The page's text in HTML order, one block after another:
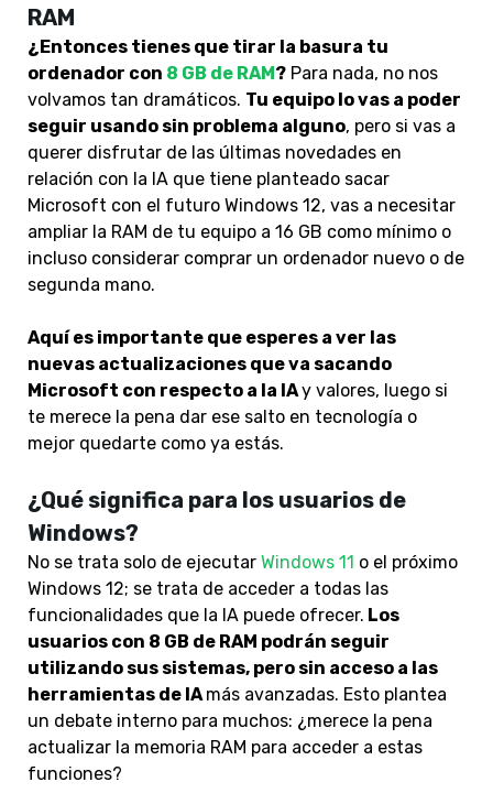
RAM
¿Entonces tienes que tirar la basura tu
ordenador con 8 GB de RAM ? Para nada, no nos
volvamos tan dramáticos. Tu equipo lo vas a poder
seguir usando sin problema alguno, pero si vas a
querer disfrutar de las últimas novedades en
relación con la IA que tiene planteado sacar
Microsoft con el futuro Windows 12, vas a necesitar
ampliar la RAM de tu equipo a 16 GB como mínimo o
incluso considerar comprar un ordenador nuevo o de
segunda mano.
Aquí es importante que esperes a ver las
nuevas actualizaciones que va sacando
Microsoft con respecto a la IAy valores, luego si
te merece la pena dar ese salto en tecnología o
mejor quedarte como ya estás.
¿Qué significa para los usuarios de
Windows?
No se trata solo de ejecutar Windows 11 o el próximo
Windows 12; se trata de acceder a todas las
funcionalidades que la IA puede ofrecer. Los
usuarios con 8 GB de RAM podrán seguir
utilizando sus sistemas, pero sin acceso a las
herramientas de IAmás avanzadas. Esto plantea
un debate interno para muchos: ¿merece la pena
actualizar la memoria RAM para acceder a estas
funciones?